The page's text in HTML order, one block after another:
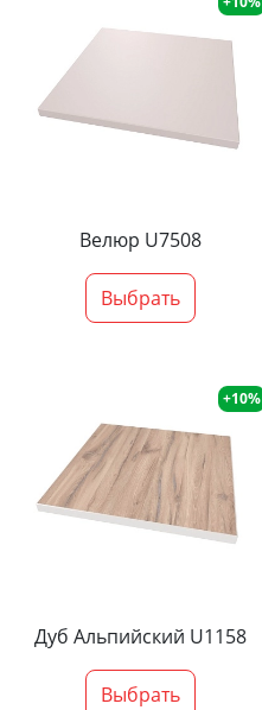
Велюр U7508
Выбрать
+10%
Дуб Альпийский U1158
Выбрать